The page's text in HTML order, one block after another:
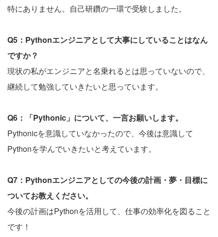
特にありません。自己研鑽の一環で受験しました。
Q5：Pythonエンジニアとして大事にしていることはなん
ですか？
現状の私がエンジニアと名乗れるとは思っていないので、
継続して勉強していきたいと思っています。
Q6：「Pythonic」について、一言お願いします。
Pythonicを意識していなかったので、今後は意識して
Pythonを学んでいきたいと考えています。
Q7：Pythonエンジニアとしての今後の計画・夢・目標に
ついてお教えください。
今後の計画はPythonを活用して、仕事の効率化を図ること
です！